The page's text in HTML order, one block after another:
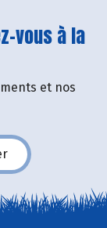
vous à la
et nos